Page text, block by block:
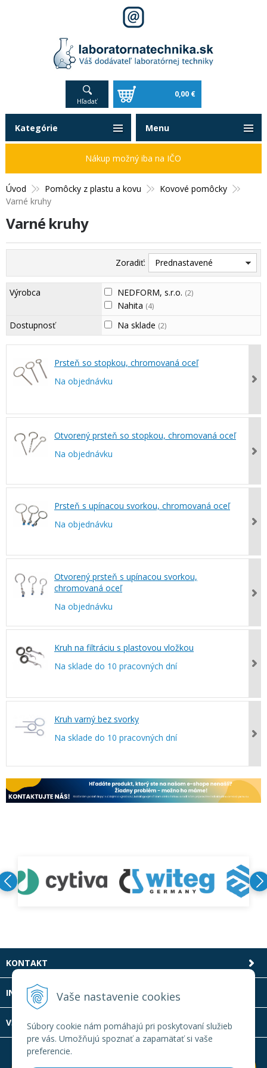
Vaše nastavenie cookies
Súbory cookie nám pomáhajú pri poskytovaní služieb
pre vás. Umožňujú spoznať a zapamätať si vaše
preferencie.
Hľadať
0,00 €
Úvod Pomôcky z plastu a kovu
Kovové pomôcky
Varné kruhy
Varné kruhy
Zoradiť: Prednastavené
Výrobca NEDFORM, s.r.o. (2)
Nahita (4)
Dostupnosť Na sklade (2)
Prsteň so stopkou, chromovaná oceľ
Na objednávku
Otvorený prsteň so stopkou, chromovaná oceľ
Na objednávku
Prsteň s upínacou svorkou, chromovaná oceľ
Na objednávku
Otvorený prsteň s upínacou svorkou,
chromovaná oceľ
Na objednávku
Kruh na filtráciu s plastovou vložkou
Na sklade do 10 pracovných dní
Kruh varný bez svorky
Na sklade do 10 pracovných dní
Kategórie
Nákup možný iba na IČO
Menu
KONTAKT
INFOLINKA
VŠETKO O NÁKUPE